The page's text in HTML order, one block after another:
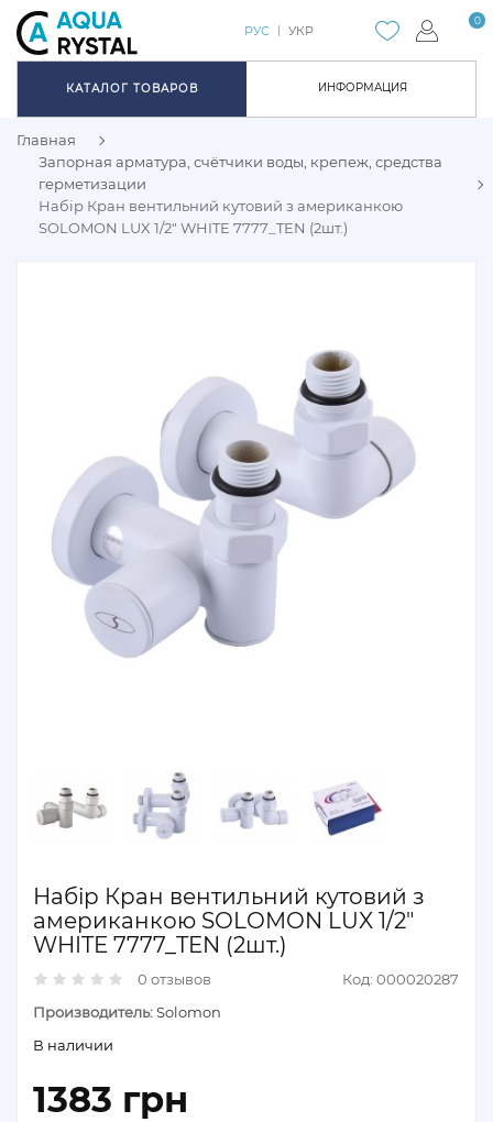
ИНФОРМАЦИЯ
0
РУС УКР
КАТАЛОГ ТОВАРОВ
Главная
Запорная арматура, счётчики воды, крепеж, средства
герметизации
Набір Кран вентильний кутовий з американкою
SOLOMON LUX 1/2" WHITE 7777_TEN (2шт.)
Набір Кран вентильний кутовий з
американкою SOLOMON LUX 1/2"
WHITE 7777_TEN (2шт.)
0 отзывов
Код: 000020287
Производитель:Solomon
В наличии
1383 грн